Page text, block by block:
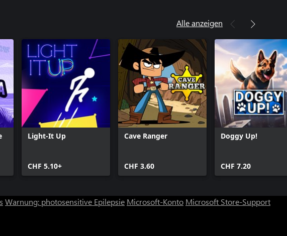
Alle anzeigen
Light-It Up
CHF 5.10+
Cave Ranger
CHF 3.60
Doggy Up!
CHF 7.20
Warnung: photosensitive Epilepsie Microsoft-Konto Microsoft Store-Support